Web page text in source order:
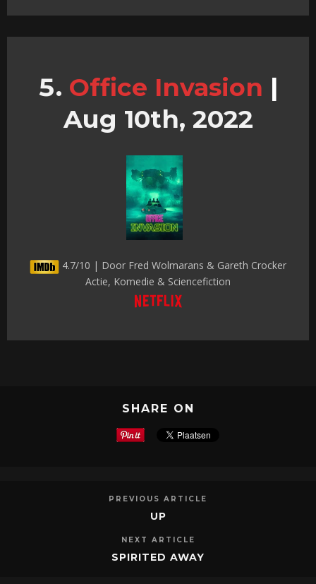
Office Invasion |
Aug 10th, 2022
4.7/10 | Door Fred Wolmarans & Gareth Crocker
Actie, Komedie & Sciencefiction
SHARE ON
PREVIOUS ARTICLE
UP
NEXT ARTICLE
SPIRITED AWAY